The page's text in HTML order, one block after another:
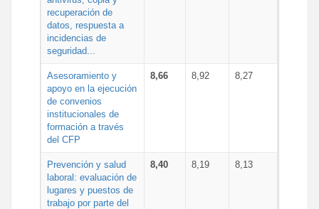
recuperación de
datos, respuesta a
incidencias de
seguridad...
Asesoramiento y
apoyo en la ejecución
de convenios
institucionales de
formación a través
del CFP
8,66 8,92 8,27
Prevención y salud
laboral: evaluación de
lugares y puestos de
trabajo por parte del
8,40 8,19 8,13